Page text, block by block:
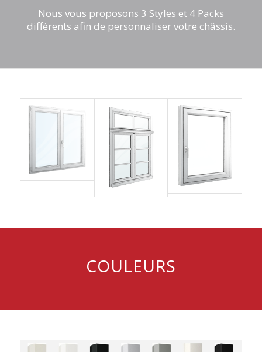
Nous vous proposons 3 Styles et 4 Packs
différents afin de personnaliser votre châssis.
COULEURS